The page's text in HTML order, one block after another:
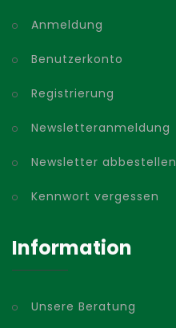
Anmeldung
Benutzerkonto
Registrierung
Newsletteranmeldung
Newsletter abbestellen
Kennwort vergessen
Information
Unsere Beratung